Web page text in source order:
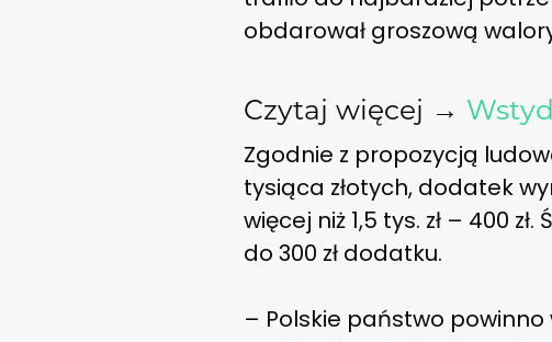
obdarował groszową
Czytaj więcej →
Zgodnie z propozycją
tysiąca złotych, dodatek
więcej niż 1,5 tys. zł – 400
do 300 zł dodatku.
– Polskie państwo